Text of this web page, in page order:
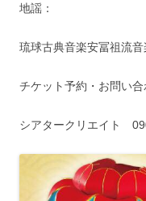
地謡：
琉球古典音楽安冨祖流
チケット予約・お問い合
シアタークリエイト